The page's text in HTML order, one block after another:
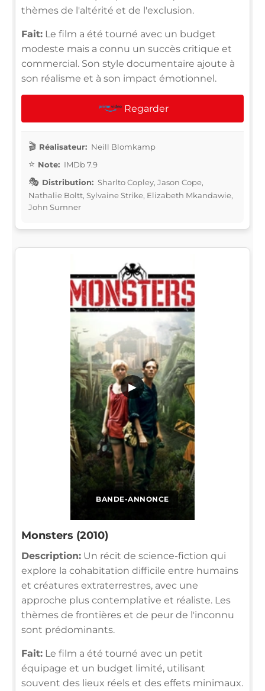
thèmes de l'altérité et de l'exclusion.
Fait: Le film a été tourné avec un budget
modeste mais a connu un succès critique et
commercial. Son style documentaire ajoute à
son réalisme et à son impact émotionnel.
Regarder
Réalisateur: Neill Blomkamp
Note: IMDb 7.9
Distribution: Sharlto Copley, Jason Cope,
Nathalie Boltt, Sylvaine Strike, Elizabeth Mkandawie,
John Sumner
BANDE-ANNONCE
▶
Monsters (2010)
Description: Un récit de science-fiction qui
explore la cohabitation difficile entre humains
et créatures extraterrestres, avec une
approche plus contemplative et réaliste. Les
thèmes de frontières et de peur de l'inconnu
sont prédominants.
Fait: Le film a été tourné avec un petit
équipage et un budget limité, utilisant
souvent des lieux réels et des effets minimaux.